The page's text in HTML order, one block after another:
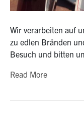
Wir verarbeiten auf
zu edlen Bränden
Besuch und bitten
Read More